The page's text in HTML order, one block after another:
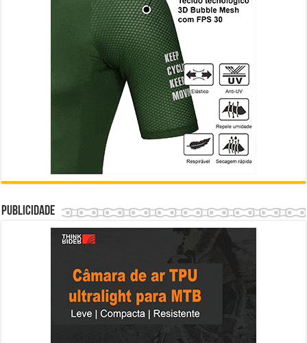
Publicidade